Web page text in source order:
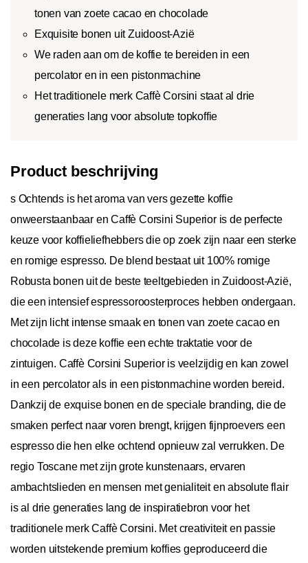
tonen van zoete cacao en chocolade
Exquisite bonen uit Zuidoost-Azië
We raden aan om de koffie te bereiden in een
percolator en in een pistonmachine
Het traditionele merk Caffè Corsini staat al drie
generaties lang voor absolute topkoffie
Product beschrijving
s Ochtends is het aroma van vers gezette koffie
onweerstaanbaar en Caffè Corsini Superior is de perfecte
keuze voor koffieliefhebbers die op zoek zijn naar een sterke
en romige espresso. De blend bestaat uit 100% romige
Robusta bonen uit de beste teeltgebieden in Zuidoost-Azië,
die een intensief espressoroosterproces hebben ondergaan.
Met zijn licht intense smaak en tonen van zoete cacao en
chocolade is deze koffie een echte traktatie voor de
zintuigen. Caffè Corsini Superior is veelzijdig en kan zowel
in een percolator als in een pistonmachine worden bereid.
Dankzij de exquise bonen en de speciale branding, die de
smaken perfect naar voren brengt, krijgen fijnproevers een
espresso die hen elke ochtend opnieuw zal verrukken. De
regio Toscane met zijn grote kunstenaars, ervaren
ambachtslieden en mensen met genialiteit en absolute flair
is al drie generaties lang de inspiratiebron voor het
traditionele merk Caffè Corsini. Met creativiteit en passie
worden uitstekende premium koffies geproduceerd die